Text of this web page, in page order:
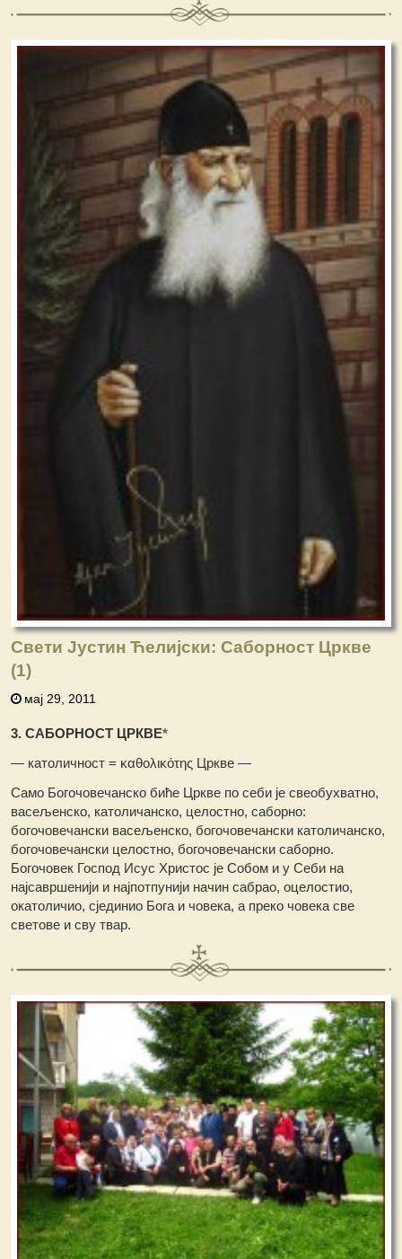
Свети Јустин Ћелијски: Саборност Цркве
(1)
мај 29, 2011
3. САБОРНОСТ ЦРКВЕ*
— католичност = καθολικότης Цркве —
Само Богочовечанско биће Цркве по себи је свеобухватно,
васељенско, католичанско, целостно, саборно:
богочовечански васељенско, богочовечански католичанско,
богочовечански целостно, богочовечански саборно.
Богочовек Господ Исус Христос је Собом и у Себи на
најсавршенији и најпотпунији начин сабрао, оцелостио,
окатоличио, сјединио Бога и човека, а преко човека све
светове и сву твар.